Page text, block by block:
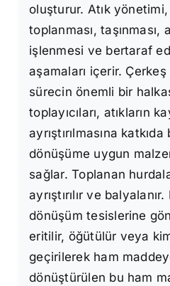
oluşturur. Atık yönetimi,
toplanması, taşınması,
işlenmesi ve bertaraf
aşamaları içerir. Çerkeş
sürecin önemli bir
toplayıcıları, atıkların
ayrıştırılmasına
dönüşüme uygun
sağlar. Toplanan
ayrıştırılır ve
dönüşüm tesislerine
eritilir, öğütülür veya
geçirilerek ham
dönüştürülen bu ham